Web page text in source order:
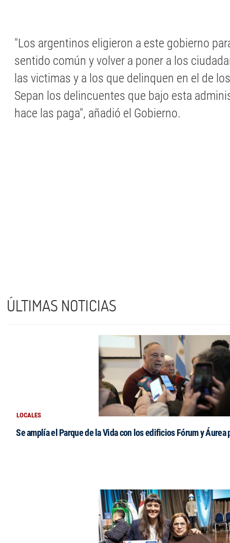
"Los argentinos eligieron a este gobierno
sentido común y volver a poner a los
las victimas y a los que delinquen en el de
Sepan los delincuentes que bajo esta
hace las paga", añadió el Gobierno.
ÚLTIMAS NOTICIAS
LOCALES
Se amplía el Parque de la Vida con los edificios Fórum y